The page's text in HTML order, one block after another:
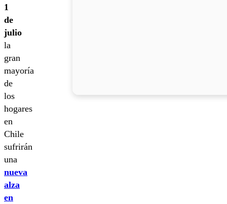
1
de
julio
la
gran
mayoría
de
los
hogares
en
Chile
sufrirán
una
nueva
alza
en